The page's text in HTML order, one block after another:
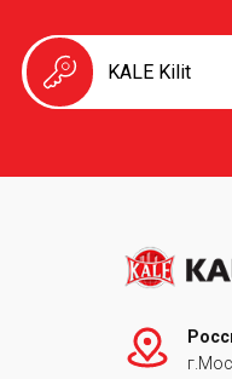
KALE Kilit